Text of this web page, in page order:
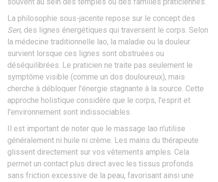
La philosophie sous-jacente repose sur le concept des
Sen, des lignes énergétiques qui traversent le corps. Selon
la médecine traditionnelle lao, la maladie ou la douleur
survient lorsque ces lignes sont obstruées ou
déséquilibrées. Le praticien ne traite pas seulement le
symptôme visible (comme un dos douloureux), mais
cherche à débloquer l'énergie stagnante à la source. Cette
approche holistique considère que le corps, l'esprit et
l'environnement sont indissociables.
Il est important de noter que le massage lao n'utilise
généralement ni huile ni crème. Les mains du thérapeute
glissent directement sur vos vêtements amples. Cela
permet un contact plus direct avec les tissus profonds
sans friction excessive de la peau, favorisant ainsi une